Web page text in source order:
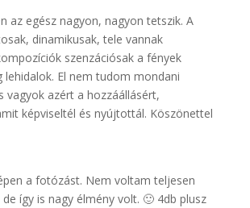
az egész nagyon, nagyon tetszik. A
dinamikusak, tele vannak
szenzációsak a fények
lehidalok. El nem tudom mondani
vagyok azért a hozzáállásért,
képviseltél és nyújtottál. Köszönettel
a fotózást. Nem voltam teljesen
így is nagy élmény volt. 🙂 4db plusz